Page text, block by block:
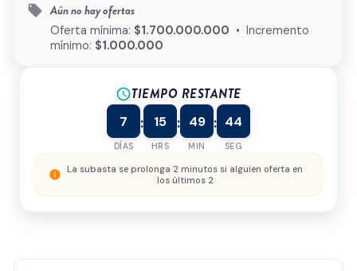
¿Cómo podemos ayudarte?
política de privacidady el
tratamiento de
Enviar solicitud
local_offer Aún no hay ofertas
Oferta mínima: $1.700.000.000 • Incremento
mínimo: $1.000.000
scheduleTIEMPO RESTANTE
7
DÍAS
: 15
HRS
: 49
MIN
: 44
SEG
info La subasta se prolonga 2 minutos si alguien oferta en
los últimos 2